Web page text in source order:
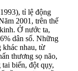
tỉ lệ động
2001, trên thế
Ở nước ta,
dân số. Những
khác nhau, từ
thương sọ não,
biến, đột qụy,